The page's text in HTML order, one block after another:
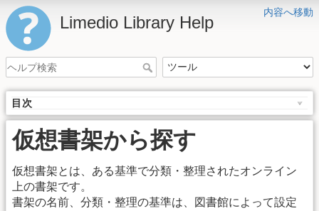
内容へ移動
Limedio Library Help
目次
仮想書架から探す
仮想書架とは、ある基準で分類・整理されたオンライン
上の書架です。
書架の名前、分類・整理の基準は、図書館によって設定